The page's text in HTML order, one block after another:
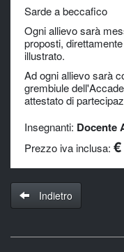
Sarde a beccafico
Ogni allievo sarà
proposti,
illustrato.
Ad ogni allievo sarà
grembiule
attestato di
Insegnanti: Docente
Prezzo iva inclusa:
Indietro